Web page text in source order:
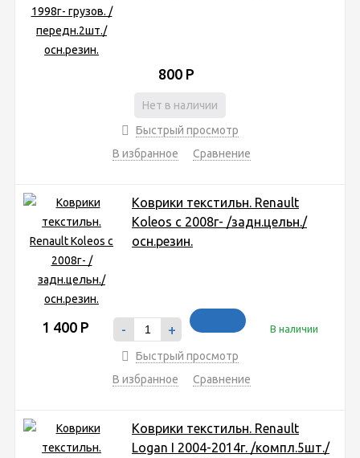
800 Р
Нет в наличии
Быстрый просмотр
В избранное
Сравнение
Коврики текстильн. Renault
Koleos с 2008г- /задн.цельн./
осн.резин.
1 400 Р - + В наличии
Быстрый просмотр
В избранное
Сравнение
Коврики текстильн. Renault
Logan I 2004-2014г. /компл.5шт./